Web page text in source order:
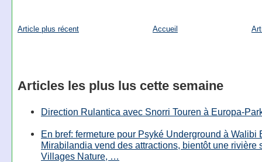
Article plus récent Accueil
Articles les plus lus cette semaine
Direction Rulantica avec Snorri Touren à Europa-
En bref: fermeture pour Psyké Underground à Walibi
Mirabilandia vend des attractions, bientôt une rivière
Villages Nature, …